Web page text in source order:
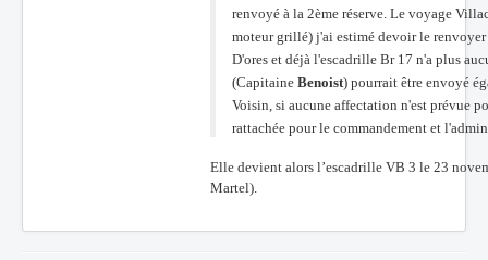
renvoyé à la 2ème réserve. Le voyage
moteur grillé) j'ai estimé devoir le renvoyer
D'ores et déjà l'escadrille Br 17 n'a plus
(Capitaine Benoist) pourrait être envoyé
Voisin, si aucune affectation n'est prévue
rattachée pour le commandement et
Elle devient alors l’escadrille VB 3 le 23
Martel).